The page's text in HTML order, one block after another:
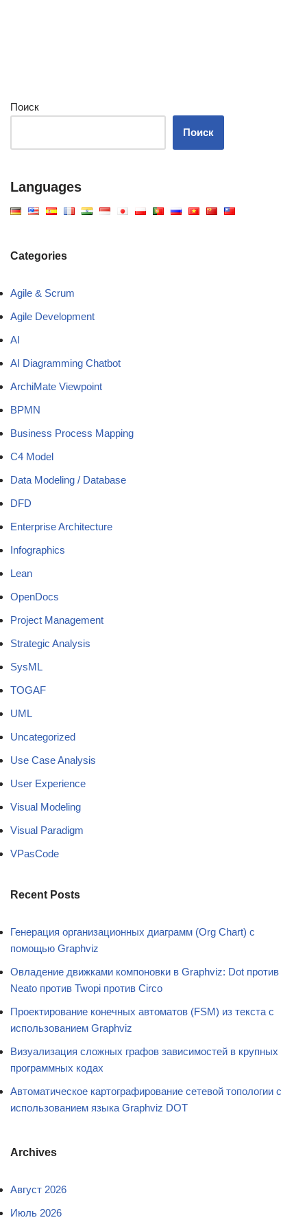
Поиск
Поиск
Languages
Categories
Agile & Scrum
Agile Development
AI
AI Diagramming Chatbot
ArchiMate Viewpoint
BPMN
Business Process Mapping
C4 Model
Data Modeling / Database
DFD
Enterprise Architecture
Infographics
Lean
OpenDocs
Project Management
Strategic Analysis
SysML
TOGAF
UML
Uncategorized
Use Case Analysis
User Experience
Visual Modeling
Visual Paradigm
VPasCode
Recent Posts
Генерация организационных диаграмм (Org Chart) с
помощью Graphviz
Овладение движками компоновки в Graphviz: Dot против
Neato против Twopi против Circo
Проектирование конечных автоматов (FSM) из текста с
использованием Graphviz
Визуализация сложных графов зависимостей в крупных
программных кодах
Автоматическое картографирование сетевой топологии с
использованием языка Graphviz DOT
Archives
Август 2026
Июль 2026